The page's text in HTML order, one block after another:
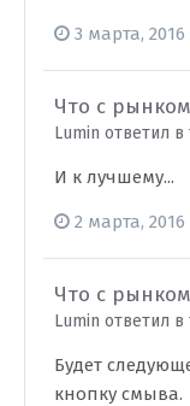
3 марта, 2016
Что с
Lumin ответил в
И к лучшему...
2 марта, 2016
Что с
Lumin ответил в
Будет
кнопку смыва.